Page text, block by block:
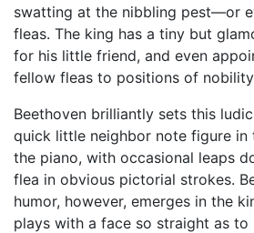
swatting at the nibbling pest—or
fleas. The king has a tiny but
for his little friend, and even
fellow fleas to positions of
Beethoven brilliantly sets this
quick little neighbor note figure in
the piano, with occasional leaps
flea in obvious pictorial strokes.
humor, however, emerges in the
plays with a face so straight as to